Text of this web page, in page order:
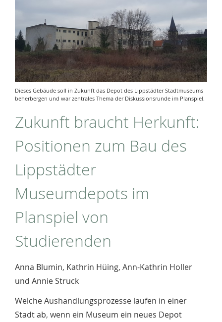
Dieses Gebäude soll in Zukunft das Depot des Lippstädter Stadtmuseums
beherbergen und war zentrales Thema der Diskussionsrunde im Planspiel.
Zukunft braucht Herkunft:
Positionen zum Bau des
Lippstädter
Museumdepots im
Planspiel von
Studierenden
Anna Blumin, Kathrin Hüing, Ann-Kathrin Holler
und Annie Struck
Welche Aushandlungsprozesse laufen in einer
Stadt ab, wenn ein Museum ein neues Depot